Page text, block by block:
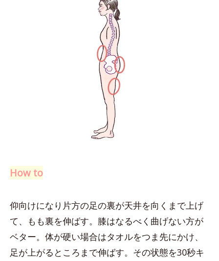
How to
仰向けになり片方の足の裏が天井を向くまで上げ
て、もも裏を伸ばす。膝はなるべく曲げない方が
ベター。体が硬い場合はタオルをつま先にかけ、
足が上がるところまで伸ばす。その状態を30秒キ